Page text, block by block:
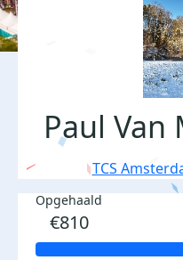
Paul
TCS
Opgehaald
€810